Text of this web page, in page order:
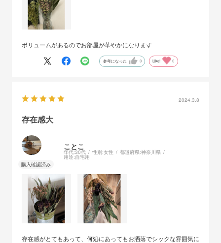
ボリュームがあるのでお部屋が華やかになります
参考になった 0 Like! 0
2024.3.8
存在感大
ことこ
年代:30代 性別:女性 都道府県:神奈川県
用途:自宅用
存在感がとてもあって、何処にあってもお洒落でシックな雰囲気に